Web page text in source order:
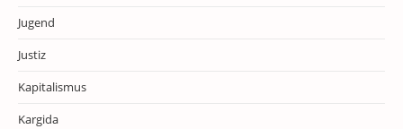
Jugend
Justiz
Kapitalismus
Kargida